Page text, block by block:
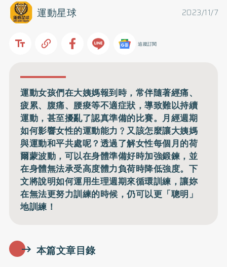
2023/11/7
運動星球
追蹤訂閱
運動女孩們在大姨媽報到時，常伴隨著經痛、
疲累、腹痛、腰痠等不適症狀，導致難以持續
運動，甚至擾亂了認真準備的比賽。月經週期
如何影響女性的運動能力﹖又該怎麼讓大姨媽
與運動和平共處呢？透過了解女性每個月的荷
爾蒙波動，可以在身體準備好時加強鍛鍊，並
在身體無法承受高度體力負荷時降低強度。下
文將說明如何運用生理週期來循環訓練，讓妳
在無法更努力訓練的時候，仍可以更「聰明」
地訓練！
本篇文章目錄